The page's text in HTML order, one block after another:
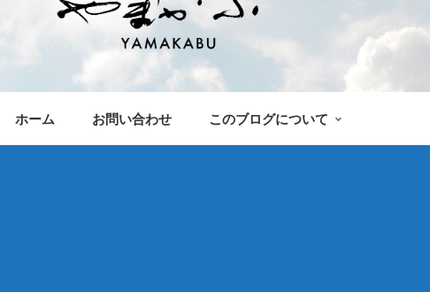
ホーム お問い合わせ このブログについて